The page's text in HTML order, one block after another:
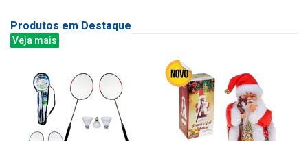
Produtos em Destaque
Veja mais